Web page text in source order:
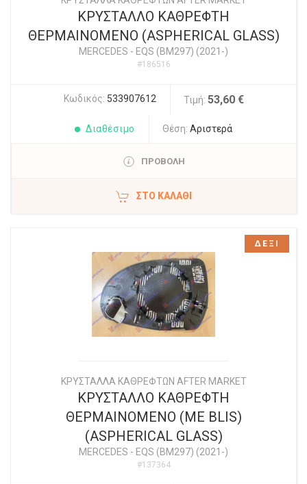
ΚΡΥΣΤΑΛΛΟ ΚΑΘΡΕΦΤΗ
ΘΕΡΜΑΙΝΟΜΕΝΟ (ASPHERICAL GLASS)
MERCEDES - EQS (BM297) (2021-)
#186516
Κωδικός: 533907612 Τιμή: 53,60 €
Διαθέσιμο Θέση: Αριστερά
ΠΡΟΒΟΛΗ
ΣΤΟ ΚΑΛΆΘΙ
ΚΡΥΣΤΑΛΛΑ ΚΑΘΡΕΦΤΩΝ AFTER MARKET
ΚΡΥΣΤΑΛΛΟ ΚΑΘΡΕΦΤΗ
ΘΕΡΜΑΙΝΟΜΕΝΟ (ΜΕ BLIS)
(ASPHERICAL GLASS)
MERCEDES - EQS (BM297) (2021-)
#137364
ΔΕΞΙ